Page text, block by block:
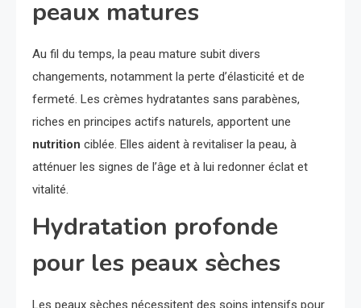
peaux matures
Au fil du temps, la peau mature subit divers
changements, notamment la perte d’élasticité et de
fermeté. Les crèmes hydratantes sans parabènes,
riches en principes actifs naturels, apportent une
nutrition ciblée. Elles aident à revitaliser la peau, à
atténuer les signes de l’âge et à lui redonner éclat et
vitalité.
Hydratation profonde
pour les peaux sèches
Les peaux sèches nécessitent des soins intensifs pour